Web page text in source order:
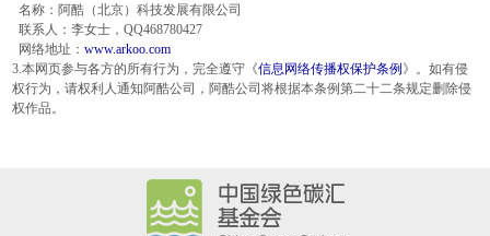
名称：阿酷（北京）科技发展有限公司
联系人：李女士，QQ468780427
网络地址： www.arkoo.com
3.本网页参与各方的所有行为，完全遵守《信息网络传播权保护条例 》。如有侵
权行为，请权利人通知阿酷公司，阿酷公司将根据本条例第二十二条规定删除侵
权作品。